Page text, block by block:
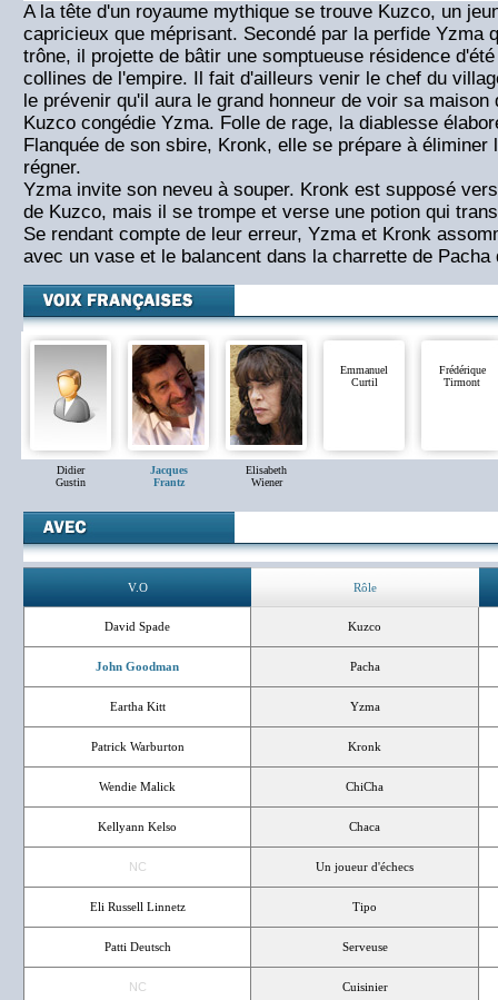
A la tête d'un royaume mythique se trouve Kuzco, un
capricieux que méprisant. Secondé par la perfide Yzma
trône, il projette de bâtir une somptueuse résidence
collines de l'empire. Il fait d'ailleurs venir le chef du
le prévenir qu'il aura le grand honneur de voir sa maison
Kuzco congédie Yzma. Folle de rage, la diablesse
Flanquée de son sbire, Kronk, elle se prépare à éliminer
régner.
Yzma invite son neveu à souper. Kronk est supposé
de Kuzco, mais il se trompe et verse une potion qui
Se rendant compte de leur erreur, Yzma et Kronk
avec un vase et le balancent dans la charrette de
Didier
Gustin
Jacques
Frantz
Elisabeth
Wiener
Emmanuel
Curtil
Frédérique
Tirmont
V.O Rôle
David Spade Kuzco
John Goodman Pacha
Eartha Kitt Yzma
Patrick Warburton Kronk
Wendie Malick ChiCha
Kellyann Kelso Chaca
NC Un joueur d'échecs
Eli Russell Linnetz Tipo
Patti Deutsch Serveuse
NC Cuisinier